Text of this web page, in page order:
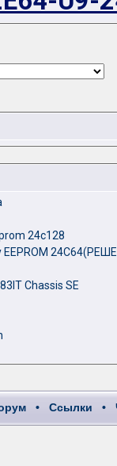
24c128
EEPROM
Chassis SE
• Ссылки •